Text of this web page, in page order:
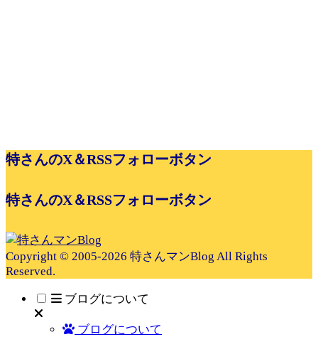
特さんのX＆RSSフォローボタン
特さんのX＆RSSフォローボタン
Copyright © 2005-2026 特さんマンBlog All Rights
Reserved.
ブログについて
ブログについて